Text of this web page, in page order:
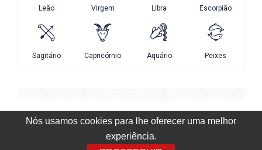
Nós usamos cookies para lhe oferecer uma melhor
experiência.